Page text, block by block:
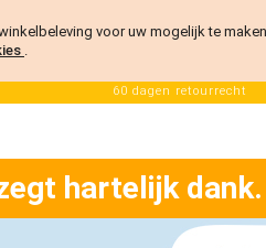
hartelijk
60 dagen retourrecht
voor uw mogelijk te
.